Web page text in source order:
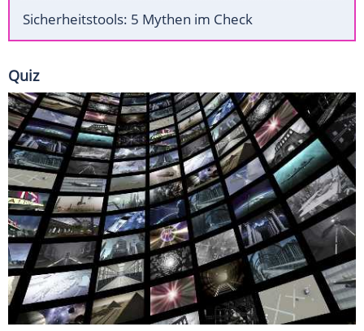
Sicherheitstools: 5 Mythen im Check
Quiz